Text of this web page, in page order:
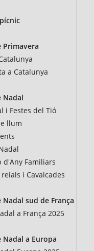
Primavera
a Catalunya
Nadal
i Festes del Tió
llum
d'Any Familiars
i Cavalcades
Nadal sud de França
a França 2025
Nadal a Europa